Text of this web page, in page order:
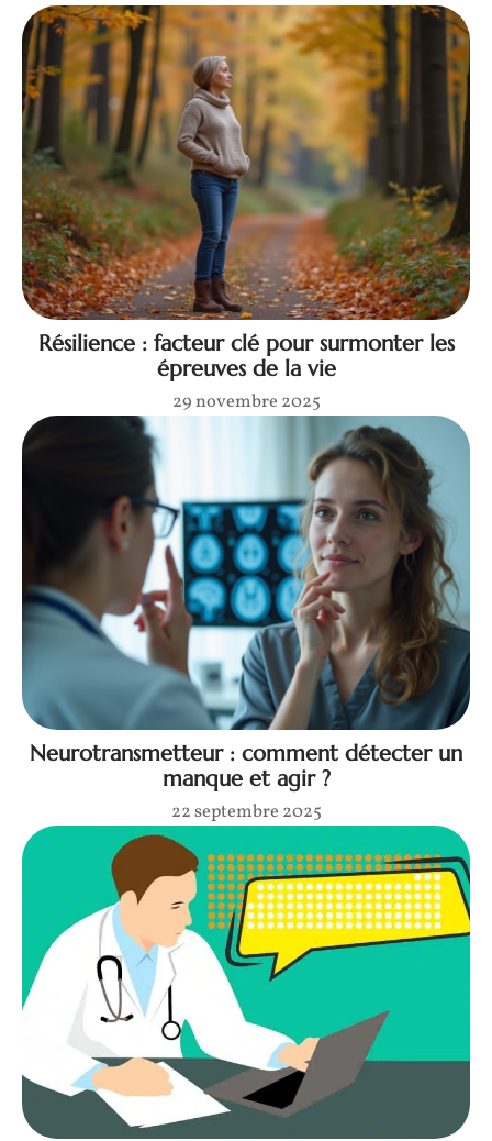
Résilience : facteur clé pour surmonter les
épreuves de la vie
29 novembre 2025
Neurotransmetteur : comment détecter un
manque et agir ?
22 septembre 2025